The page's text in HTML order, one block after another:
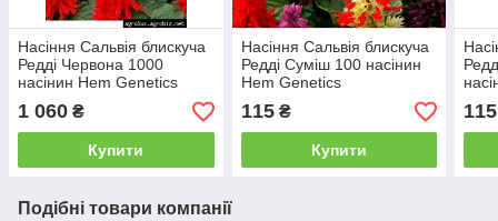
Насіння Сальвія блискуча
Редді Червона 1000
насінин Hem Genetics
1 060 ₴
Купити
Насіння Сальвія блискуча
Редді Суміш 100 насінин
Hem Genetics
115₴
Купити
115
Подібні товари компанії